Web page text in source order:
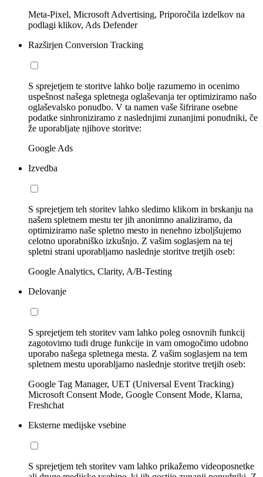
Meta-Pixel, Microsoft Advertising, Priporočila izdelkov na
podlagi klikov, Ads Defender
Razširjen Conversion Tracking
S sprejetjem te storitve lahko bolje razumemo in ocenimo
uspešnost našega spletnega oglaševanja ter optimiziramo našo
oglaševalsko ponudbo. V ta namen vaše šifrirane osebne
podatke sinhroniziramo z naslednjimi zunanjimi ponudniki, če
že uporabljate njihove storitve:
Google Ads
Izvedba
S sprejetjem teh storitev lahko sledimo klikom in brskanju na
našem spletnem mestu ter jih anonimno analiziramo, da
optimiziramo naše spletno mesto in nenehno izboljšujemo
celotno uporabniško izkušnjo. Z vašim soglasjem na tej
spletni strani uporabljamo naslednje storitve tretjih oseb:
Google Analytics, Clarity, A/B-Testing
Delovanje
S sprejetjem teh storitev vam lahko poleg osnovnih funkcij
zagotovimo tudi druge funkcije in vam omogočimo udobno
uporabo našega spletnega mesta. Z vašim soglasjem na tem
spletnem mestu uporabljamo naslednje storitve tretjih oseb:
Google Tag Manager, UET (Universal Event Tracking)
Microsoft Consent Mode, Google Consent Mode, Klarna,
Freshchat
Eksterne medijske vsebine
S sprejetjem teh storitev vam lahko prikažemo videoposnetke